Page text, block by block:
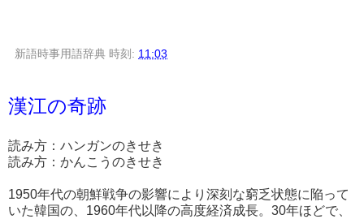
新語時事用語辞典 時刻: 11:03
漢江の奇跡
読み方：ハンガンのきせき
読み方：かんこうのきせき
1950年代の朝鮮戦争の影響により深刻な窮乏状態に陥って
いた韓国の、1960年代以降の高度経済成長。30年ほどで、